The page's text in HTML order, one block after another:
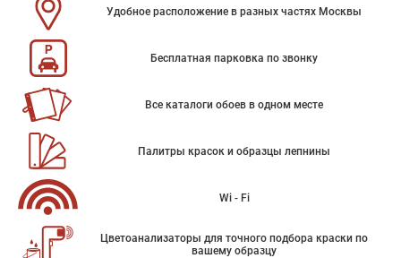
Удобное расположение в разных частях Москвы
Бесплатная парковка по звонку
Все каталоги обоев в одном месте
Палитры красок и образцы лепнины
Wi - Fi
Цветоанализаторы для точного подбора краски по
вашему образцу